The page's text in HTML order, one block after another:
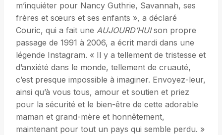
m’inquiéter pour Nancy Guthrie, Savannah, ses
frères et sœurs et ses enfants », a déclaré
Couric, qui a fait une AUJOURD’HUIson propre
passage de 1991 à 2006, a écrit mardi dans une
légende Instagram. « Il y a tellement de tristesse et
d’anxiété dans le monde, tellement de cruauté,
c’est presque impossible à imaginer. Envoyez-leur,
ainsi qu’à vous tous, amour et soutien et priez
pour la sécurité et le bien-être de cette adorable
maman et grand-mère et honnêtement,
maintenant pour tout un pays qui semble perdu. »